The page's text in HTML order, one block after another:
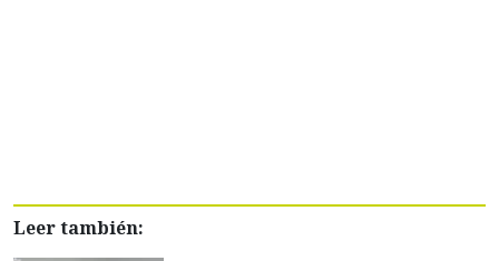
Leer también: